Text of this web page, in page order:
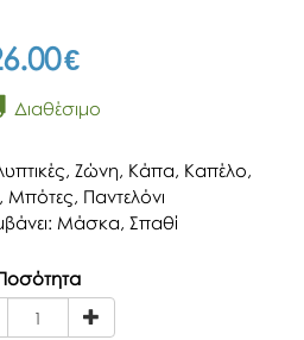
€
Διαθέσιμο
Ζώνη, Κάπα, Καπέλο,
Παντελόνι
Μάσκα, Σπαθί